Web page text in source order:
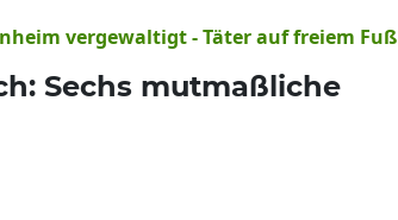
vergewaltigt - Täter auf freiem Fuß
Sechs mutmaßliche